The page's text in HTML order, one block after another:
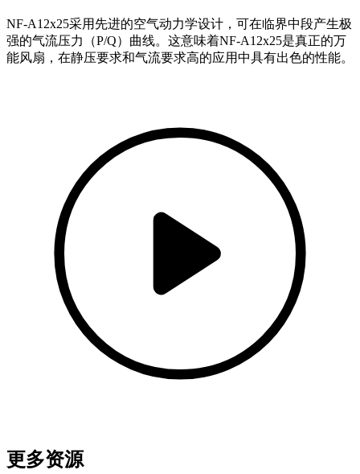
NF-A12x25采用先进的空气动力学设计，可在临界中段产生极
强的气流压力（P/Q）曲线。这意味着NF-A12x25是真正的万
能风扇，在静压要求和气流要求高的应用中具有出色的性能。
更多资源